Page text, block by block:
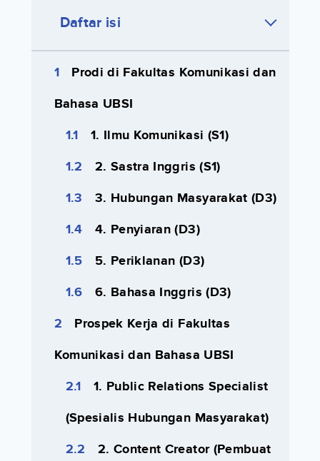
Daftar isi
Prodi di Fakultas Komunikasi dan
Bahasa UBSI
1. Ilmu Komunikasi (S1)
2. Sastra Inggris (S1)
3. Hubungan Masyarakat (D3)
4. Penyiaran (D3)
5. Periklanan (D3)
6. Bahasa Inggris (D3)
Prospek Kerja di Fakultas
Komunikasi dan Bahasa UBSI
1. Public Relations Specialist
(Spesialis Hubungan Masyarakat)
2. Content Creator (Pembuat